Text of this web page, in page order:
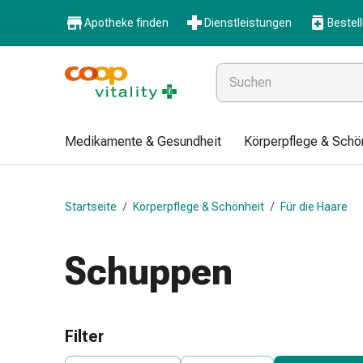
Medikamente
Grippe
Halsbonbons
Medikamente
Husten
&
Bronchitis
&
Zubehör
Apotheke finden Dienstleistungen
Medikamente & Gesundheit Körperpflege &
Startseite / Körperpflege & Schönheit / Für die Haare
Schuppen
Filter